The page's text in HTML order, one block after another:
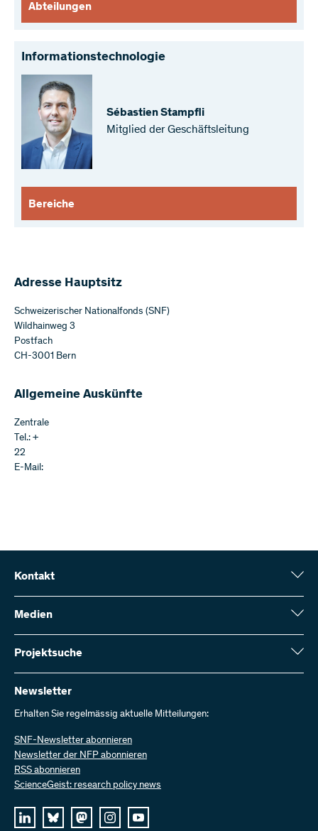
Abteilungen
Informationstechnologie
Sébastien Stampfli
Mitglied der Geschäftsleitung
Bereiche
Adresse Hauptsitz
Schweizerischer Nationalfonds (SNF)
Wildhainweg 3
Postfach
CH-3001 Bern
Allgemeine Auskünfte
Zentrale
Tel.: +
22
E-Mail:
Kontakt
Schweizerischer Nationalfonds (SNF)
Wildhainweg 3
Kontakt aufnehmen
Rechnung senden
Bei uns arbeiten
Offene Stellen
Medien
Medienauskünfte
Jahresbericht
Projektsuche
Hier finden Sie umfangreiche Informationen zu den vom SNF
bewilligten Forschungsprojekten und Förderbeiträgen:
Projektsuche
Newsletter
Erhalten Sie regelmässig aktuelle Mitteilungen:
SNF-Newsletter abonnieren
Newsletter der NFP abonnieren
RSS abonnieren
ScienceGeist: research policy news